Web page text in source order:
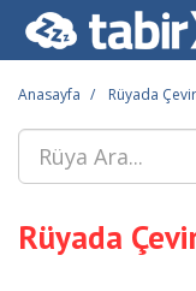
Anasayfa Rüyada
Rüyada